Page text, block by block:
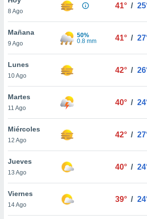
y
en
más
de
8 Ago
41° /
Mañana
9 Ago
50%
0.8 mm
41° /
Lunes
10 Ago
42° /
Martes
11 Ago
40° /
Miércoles
12 Ago
42° /
Jueves
13 Ago
40° /
Viernes
14 Ago
39° /